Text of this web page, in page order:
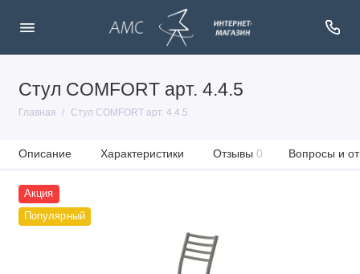
Стул COMFORT арт. 4.4.5
Главная Стул COMFORT арт. 4.4.5
Описание Характеристики Отзывы 0 Вопросы и
Акция
Популярный